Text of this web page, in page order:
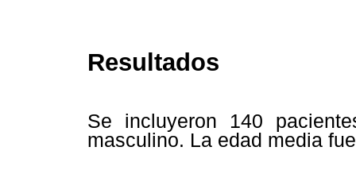
Resultados
Se incluyeron 140
masculino. La edad media